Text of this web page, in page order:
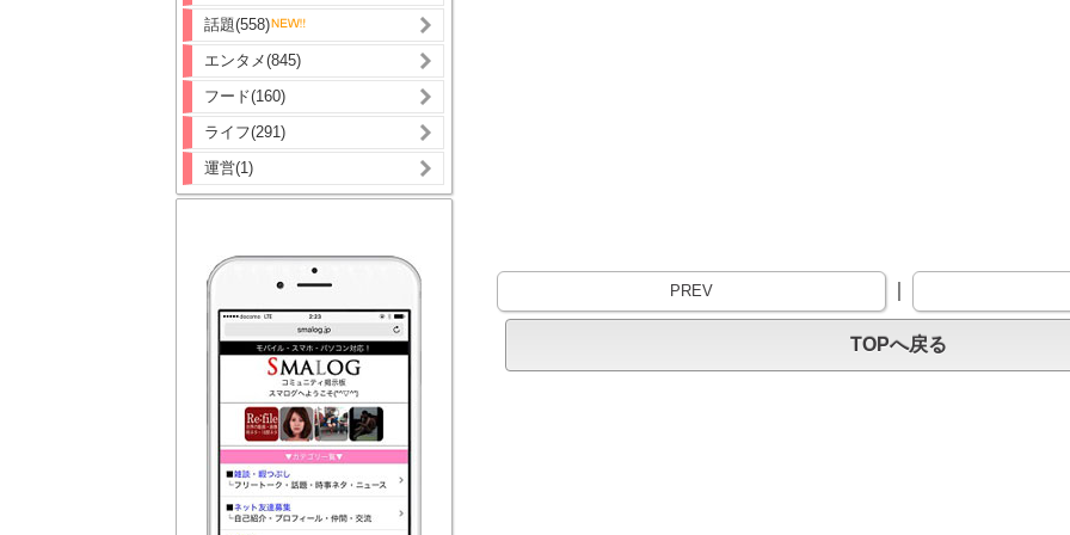
話題(558)
エンタメ(845)
フード(160)
ライフ(291)
運営(1)
PREV
TOPへ戻る